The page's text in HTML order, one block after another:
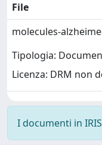
File
molecules-
Tipologia:
Licenza: DRM non
I documenti in